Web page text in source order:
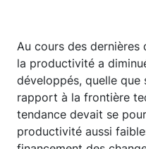
Au cours des dernières
la productivité a
développés, quelle
rapport à la frontière
tendance devait se
productivité aussi